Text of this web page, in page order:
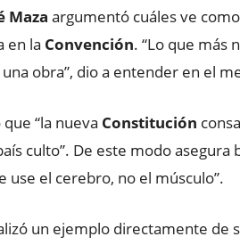
Maza argumentó cuáles ve
en la Convención. “Lo que más
obra”, dio a entender en el
“la nueva Constitución
culto”. De este modo asegura
use el cerebro, no el músculo”.
un ejemplo directamente de